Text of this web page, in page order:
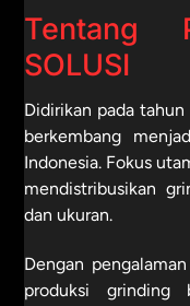
Tentang
SOLUSI
Didirikan pada tahun
berkembang
Indonesia. Fokus
mendistribusikan
dan ukuran.
Dengan
produksi grinding